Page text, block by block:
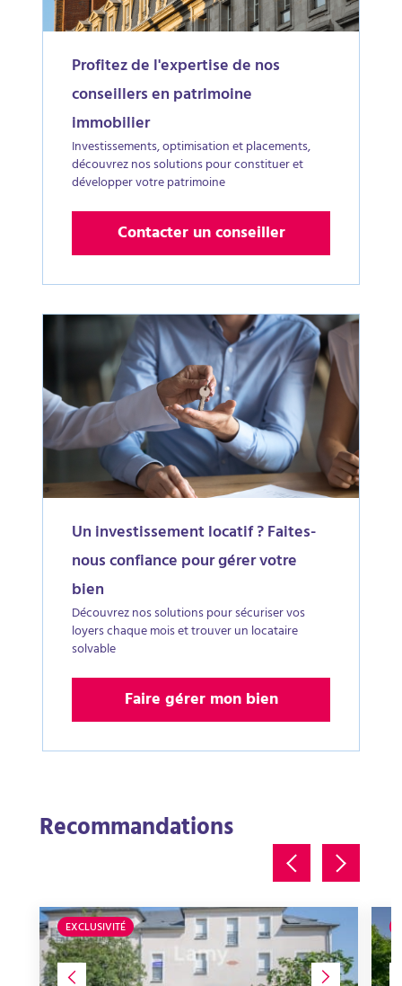
Profitez de l'expertise de nos
conseillers en patrimoine
immobilier
Investissements, optimisation et placements,
découvrez nos solutions pour constituer et
développer votre patrimoine
Contacter un conseiller
Un investissement locatif ? Faites-
nous confiance pour gérer votre
bien
Découvrez nos solutions pour sécuriser vos
loyers chaque mois et trouver un locataire
solvable
Faire gérer mon bien
Recommandations
EXCLUSIVITÉ